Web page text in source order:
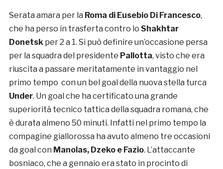
Serata amara per la Roma di Eusebio Di Francesco,
che ha perso in trasferta contro lo Shakhtar
Donetskper 2 a 1. Si può definire un’occasione persa
per la squadra del presidente Pallotta, visto che era
riuscita a passare meritatamente in vantaggio nel
primo tempo con un bel goal della nuova stella turca
Under. Un goal che ha certificato una grande
superiorità tecnico tattica della squadra romana, che
è durata almeno 50 minuti. Infatti nel primo tempo la
compagine giallorossa ha avuto almeno tre occasioni
da goal con Manolas, Dzeko e Fazio. L’attaccante
bosniaco, che a gennaio era stato in procinto di